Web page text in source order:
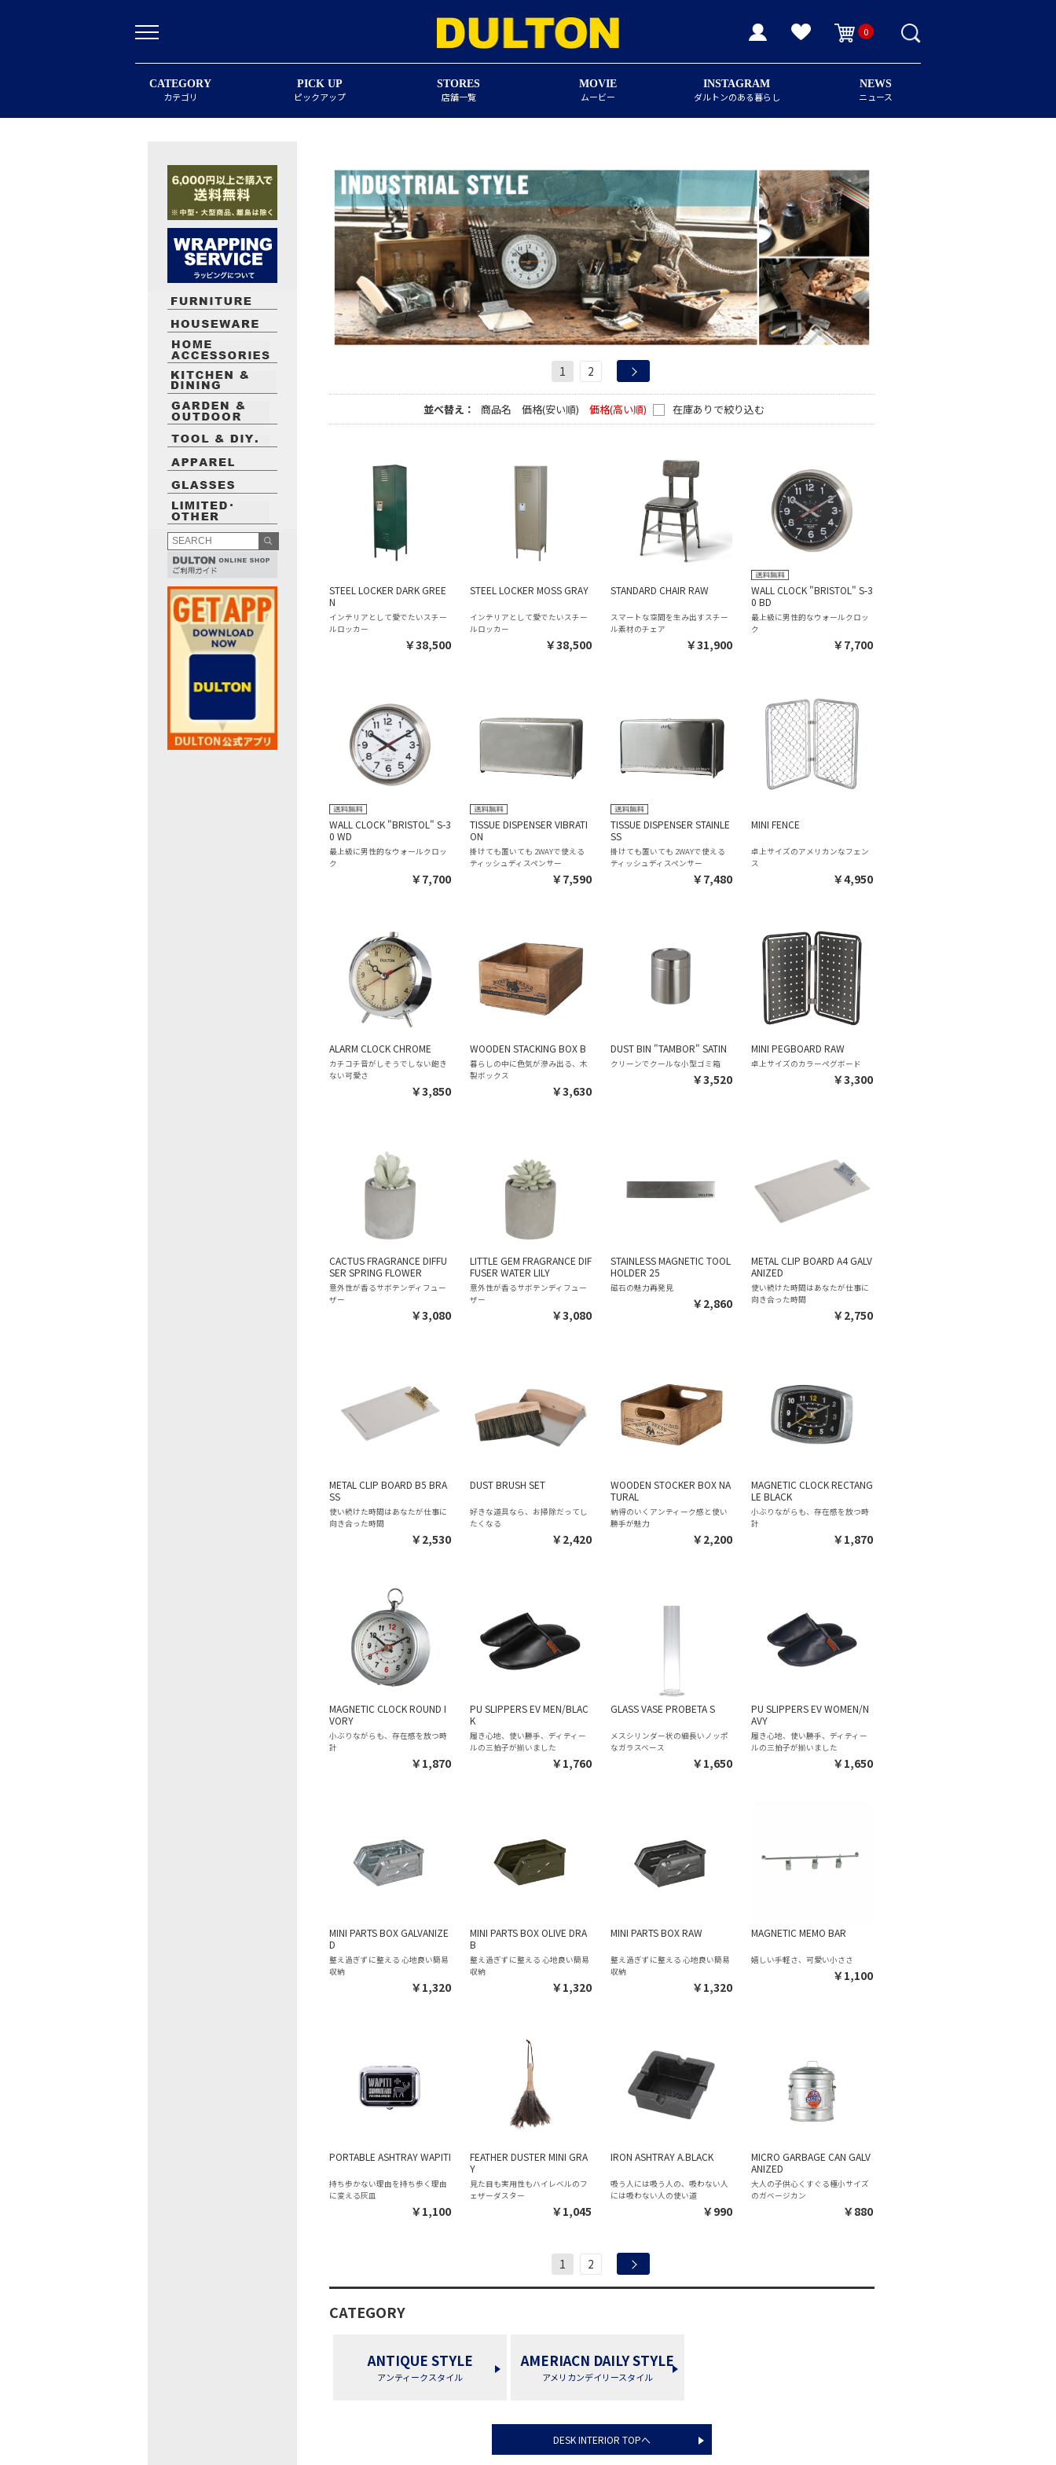
0
CATEGORY
カテゴリ
PICK UP
ピックアップ
STORES
店舗一覧
MOVIE
ムービー
INSTAGRAM
ダルトンのある暮らし
NEWS
ニュース
1 2
並べ替え： 商品名 価格(安い順) 価格(高い順) 在庫ありで絞り込む
STEEL LOCKER DARK GREE
N
インテリアとして愛でたいスチー
ルロッカー
￥38,500
STEEL LOCKER MOSS GRAY
インテリアとして愛でたいスチー
ルロッカー
￥38,500
STANDARD CHAIR RAW
スマートな空間を生み出すスチー
ル素材のチェア
￥31,900
WALL CLOCK "BRISTOL" S-3
0 BD
最上級に男性的なウォールクロッ
ク
￥7,700
WALL CLOCK "BRISTOL" S-3
0 WD
最上級に男性的なウォールクロッ
ク
￥7,700
TISSUE DISPENSER VIBRATI
ON
掛けても置いても 2WAYで使える
ティッシュディスペンサー
￥7,590
TISSUE DISPENSER STAINLE
SS
掛けても置いても 2WAYで使える
ティッシュディスペンサー
￥7,480
MINI FENCE
卓上サイズのアメリカンなフェン
ス
￥4,950
ALARM CLOCK CHROME
カチコチ音がしそうでしない飽き
ない可愛さ
￥3,850
WOODEN STACKING BOX B
暮らしの中に色気が滲み出る、木
製ボックス
￥3,630
DUST BIN "TAMBOR" SATIN
クリーンでクールな小型ゴミ箱
￥3,520
MINI PEGBOARD RAW
卓上サイズのカラーペグボード
￥3,300
CACTUS FRAGRANCE DIFFU
SER SPRING FLOWER
意外性が香るサボテンディフュー
ザー
￥3,080
LITTLE GEM FRAGRANCE DIF
FUSER WATER LILY
意外性が香るサボテンディフュー
ザー
￥3,080
STAINLESS MAGNETIC TOOL
HOLDER 25
磁石の魅力再発見
￥2,860
METAL CLIP BOARD A4 GALV
ANIZED
使い続けた時間はあなたが仕事に
向き合った時間
￥2,750
METAL CLIP BOARD B5 BRA
SS
使い続けた時間はあなたが仕事に
向き合った時間
￥2,530
DUST BRUSH SET
好きな道具なら、お掃除だってし
たくなる
￥2,420
WOODEN STOCKER BOX NA
TURAL
納得のいくアンティーク感と使い
勝手が魅力
￥2,200
MAGNETIC CLOCK RECTANG
LE BLACK
小ぶりながらも、存在感を放つ時
計
￥1,870
MAGNETIC CLOCK ROUND I
VORY
小ぶりながらも、存在感を放つ時
計
￥1,870
PU SLIPPERS EV MEN/BLAC
K
履き心地、使い勝手、ディティー
ルの三拍子が揃いました
￥1,760
GLASS VASE PROBETA S
メスシリンダー状の細長いノッポ
なガラスベース
￥1,650
PU SLIPPERS EV WOMEN/N
AVY
履き心地、使い勝手、ディティー
ルの三拍子が揃いました
￥1,650
MINI PARTS BOX GALVANIZE
D
整え過ぎずに整える 心地良い簡易
収納
￥1,320
MINI PARTS BOX OLIVE DRA
B
整え過ぎずに整える 心地良い簡易
収納
￥1,320
MINI PARTS BOX RAW
整え過ぎずに整える 心地良い簡易
収納
￥1,320
MAGNETIC MEMO BAR
嬉しい手軽さ、可愛い小ささ
￥1,100
PORTABLE ASHTRAY WAPITI
持ち歩かない理由を持ち歩く理由
に変える灰皿
￥1,100
FEATHER DUSTER MINI GRA
Y
見た目も実用性もハイレベルのフ
ェザーダスター
￥1,045
IRON ASHTRAY A.BLACK
吸う人には吸う人の、吸わない人
には吸わない人の使い道
￥990
MICRO GARBAGE CAN GALV
ANIZED
大人の子供心くすぐる極小サイズ
のガベージカン
￥880
1 2
CATEGORY
ANTIQUE STYLE
アンティークスタイル
AMERIACN DAILY STYLE
アメリカンデイリースタイル
DESK INTERIOR TOPへ